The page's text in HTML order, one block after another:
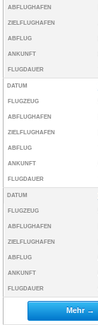
ABFLUGHAFEN
ZIELFLUGHAFEN
ABFLUG
ANKUNFT
FLUGDAUER
DATUM
FLUGZEUG
ABFLUGHAFEN
ZIELFLUGHAFEN
ABFLUG
ANKUNFT
FLUGDAUER
DATUM
FLUGZEUG
ABFLUGHAFEN
ZIELFLUGHAFEN
ABFLUG
ANKUNFT
FLUGDAUER
Mehr →